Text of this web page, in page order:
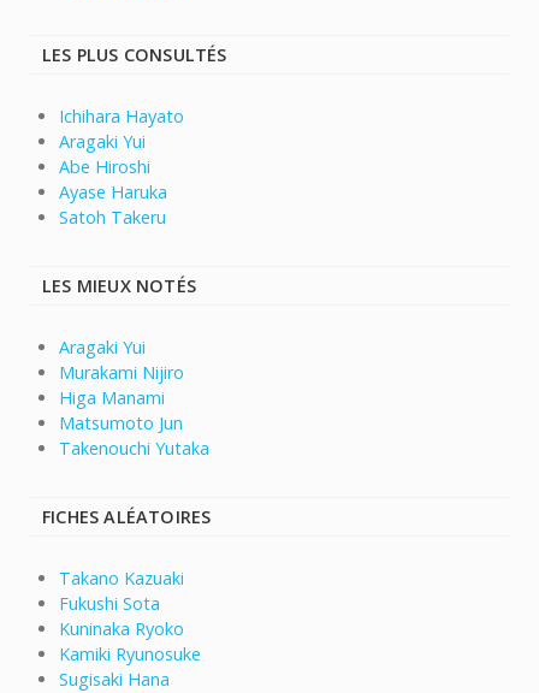
LES PLUS CONSULTÉS
Ichihara Hayato
Aragaki Yui
Abe Hiroshi
Ayase Haruka
Satoh Takeru
LES MIEUX NOTÉS
Aragaki Yui
Murakami Nijiro
Higa Manami
Matsumoto Jun
Takenouchi Yutaka
FICHES ALÉATOIRES
Takano Kazuaki
Fukushi Sota
Kuninaka Ryoko
Kamiki Ryunosuke
Sugisaki Hana